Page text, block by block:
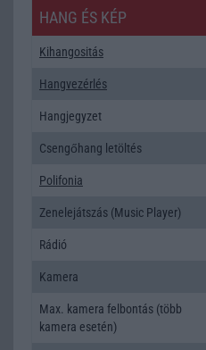
HANG ÉS KÉP
Kihangositás
Hangvezérlés
Hangjegyzet
Csengőhang letöltés
Polifonia
Zenelejátszás (Music Player)
Rádió
Kamera
Max. kamera felbontás (több
kamera esetén)